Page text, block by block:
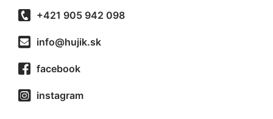
+421 905 942 098
info@hujik.sk
facebook
instagram